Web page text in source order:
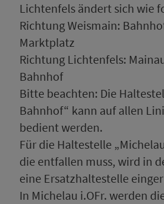
Lichtenfels ändert sich wie
Richtung Weismain:
Marktplatz
Richtung Lichtenfels:
Bahnhof
Bitte beachten: Die
Bahnhof“ kann auf allen
bedient werden.
Für die Haltestelle
die entfallen muss, wird in
eine Ersatzhaltestelle
In Michelau i.OFr. werden